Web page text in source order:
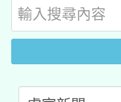
動」
開 智慧啟